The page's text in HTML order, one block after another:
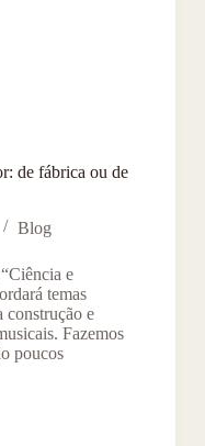
de fábrica ou de
Blog
e
temas
construção e
Fazemos
poucos